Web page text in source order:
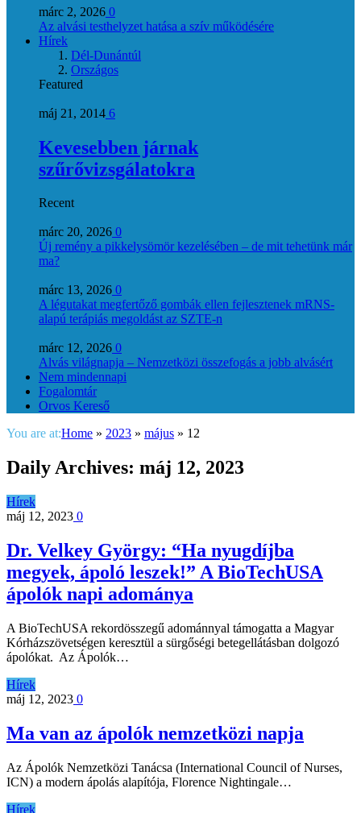
márc 2, 2026 0
Az alvási testhelyzet hatása a szív működésére
Hírek
Dél-Dunántúl
Országos
Featured
máj 21, 2014 6
Kevesebben járnak
szűrővizsgálatokra
Recent
márc 20, 2026 0
Új remény a pikkelysömör kezelésében – de mit tehetünk már
ma?
márc 13, 2026 0
A légutakat megfertőző gombák ellen fejlesztenek mRNS-
alapú terápiás megoldást az SZTE-n
márc 12, 2026 0
Alvás világnapja – Nemzetközi összefogás a jobb alvásért
Nem mindennapi
Fogalomtár
Orvos Kereső
You are at:Home » 2023 » május » 12
Daily Archives: máj 12, 2023
Hírek
máj 12, 2023 0
Dr. Velkey György: “Ha nyugdíjba
megyek, ápoló leszek!” A BioTechUSA
ápolók napi adománya
A BioTechUSA rekordösszegű adománnyal támogatta a Magyar
Kórházszövetségen keresztül a sürgőségi betegellátásban dolgozó
ápolókat. Az Ápolók…
Hírek
máj 12, 2023 0
Ma van az ápolók nemzetközi napja
Az Ápolók Nemzetközi Tanácsa (International Council of Nurses,
ICN) a modern ápolás alapítója, Florence Nightingale…
Hírek